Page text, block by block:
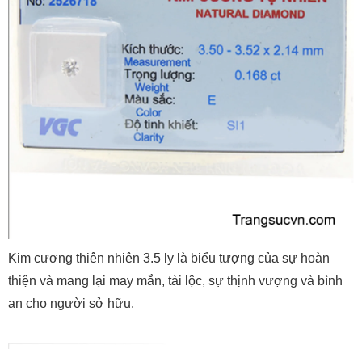
Kim cương thiên nhiên 3.5 ly là biểu tượng của sự hoàn
thiện và mang lại may mắn, tài lộc, sự thịnh vượng và bình
an cho người sở hữu.